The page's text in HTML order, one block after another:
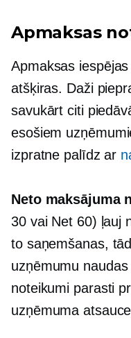
Apmaksas
Apmaksas
atšķiras. Daži
savukārt citi
esošiem
izpratne palīdz ar
Neto maksājuma
30 vai Net 60) ļauj
to saņemšanas,
uzņēmumu
noteikumi parasti
uzņēmuma